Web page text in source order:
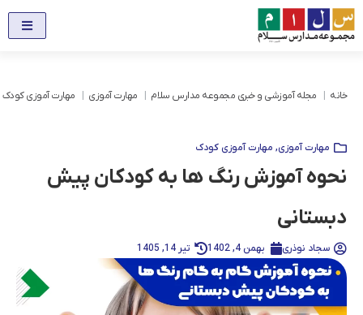
خانه مجله آموزشی و خبری مجموعه مدارس سلام مهارت آموزی مهارت آموزی کودک
مهارت آموزی, مهارت آموزی کودک
نحوه آموزش رنگ ها به کودکان پیش
دبستانی
سجاد نوذری بهمن 4, 1402 تیر 14, 1405